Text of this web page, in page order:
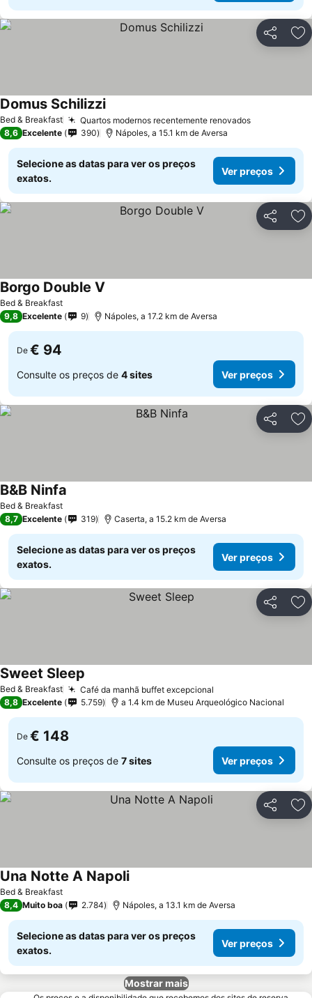
Partilhar
Bed & Breakfast Quartos modernos recentemente renovados
Domus Schilizzi
8,6 Excelente 390 Nápoles, a 15.1 km de Aversa
Selecione as datas para ver os preços
exatos.
Ver preços
Partilhar
Bed & Breakfast
Borgo Double V
9,8 Excelente 9 Nápoles, a 17.2 km de Aversa
De € 94
Consulte os preços de 4 sites Ver preços
Partilhar
Bed & Breakfast
B&B Ninfa
8,7 Excelente 319 Caserta, a 15.2 km de Aversa
Selecione as datas para ver os preços
exatos.
Ver preços
Partilhar
Bed & Breakfast Café da manhã buffet excepcional
Sweet Sleep
8,8 Excelente 5.759 a 1.4 km de Museu Arqueológico Nacional
De € 148
Consulte os preços de 7 sites Ver preços
Partilhar
Bed & Breakfast
Una Notte A Napoli
8,4 Muito boa 2.784 Nápoles, a 13.1 km de Aversa
Selecione as datas para ver os preços
exatos.
Ver preços
Mostrar mais